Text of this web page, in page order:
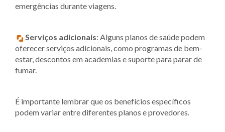
emergências durante viagens.
Serviços adicionais: Alguns planos de saúde podem
oferecer serviços adicionais, como programas de bem-
estar, descontos em academias e suporte para parar de
fumar.
É importante lembrar que os benefícios específicos
podem variar entre diferentes planos e provedores.